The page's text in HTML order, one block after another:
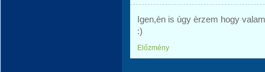
Igen,èn is ùgy èrzem hogy
:)
Előzmény